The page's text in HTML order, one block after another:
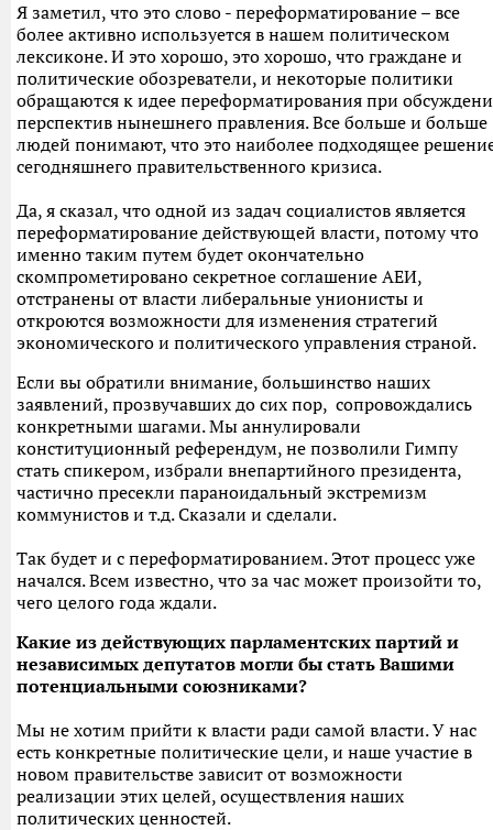
Я заметил, что это слово - переформатирование – все
более активно используется в нашем политическом
лексиконе. И это хорошо, это хорошо, что граждане и
политические обозреватели, и некоторые политики
обращаются к идее переформатирования при
перспектив нынешнего правления. Все больше и больше
людей понимают, что это наиболее подходящее
сегодняшнего правительственного кризиса.
Да, я сказал, что одной из задач социалистов является
переформатирование действующей власти, потому что
именно таким путем будет окончательно
скомпрометировано секретное соглашение АЕИ,
отстранены от власти либеральные унионисты и
откроются возможности для изменения стратегий
экономического и политического управления страной.
Если вы обратили внимание, большинство наших
заявлений, прозвучавших до сих пор, сопровождались
конкретными шагами. Мы аннулировали
конституционный референдум, не позволили Гимпу
стать спикером, избрали внепартийного президента,
частично пресекли параноидальный экстремизм
коммунистов и т.д. Сказали и сделали.
Так будет и с переформатированием. Этот процесс уже
начался. Всем известно, что за час может произойти то,
чего целого года ждали.
Какие из действующих парламентских партий и
независимых депутатов могли бы стать Вашими
потенциальными союзниками?
Мы не хотим прийти к власти ради самой власти. У нас
есть конкретные политические цели, и наше участие в
новом правительстве зависит от возможности
реализации этих целей, осуществления наших
политических ценностей.